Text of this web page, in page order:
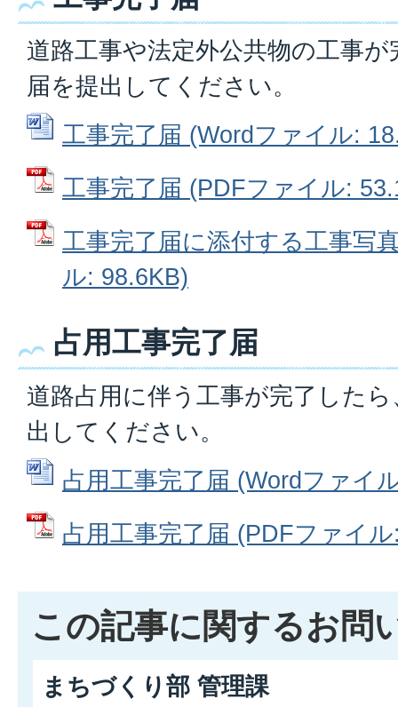
道路工事や法定外公共物の工事
届を提出してください。
工事完了届 (Wordファイル:
工事完了届 (PDFファイル:
工事完了届に添付する工事写
ル: 98.6KB)
占用工事完了届
道路占用に伴う工事が完了した
出してください。
占用工事完了届 (Wordファイ
占用工事完了届 (PDFファイ
この記事に関するお問
まちづくり部 管理課